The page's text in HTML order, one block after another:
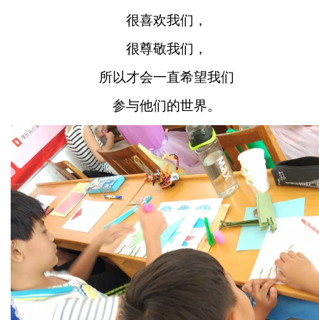
很喜欢我们，
很尊敬我们，
所以才会一直希望我们
参与他们的世界。